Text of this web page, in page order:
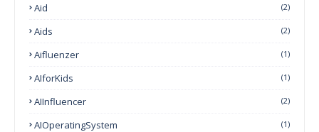
Aid (2)
Aids (2)
Aifluenzer (1)
AIforKids (1)
AIInfluencer (2)
AIOperatingSystem (1)